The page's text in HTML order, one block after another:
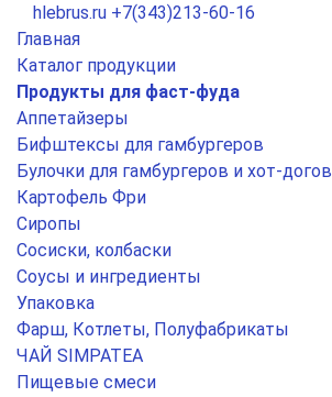
hlebrus.ru +7(343)213-60-16
Главная
Каталог продукции
Продукты для фаст-фуда
Аппетайзеры
Бифштексы для гамбургеров
Булочки для гамбургеров и хот-догов
Картофель Фри
Сиропы
Сосиски, колбаски
Соусы и ингредиенты
Упаковка
Фарш, Котлеты, Полуфабрикаты
ЧАЙ SIMPATEA
Пищевые смеси